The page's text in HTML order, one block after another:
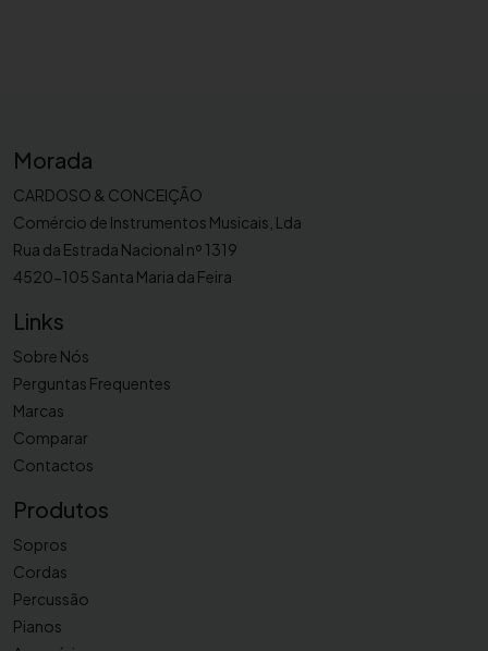
s
p
a
r
a
a
t
e
r
i
a
e
g
a
l
B
Morada
CARDOSO & CONCEIÇÃO
Comércio de Instrumentos Musicais, Lda
Rua da Estrada Nacional nº 1319
4520-105 Santa Maria da Feira
Links
Sobre Nós
Perguntas Frequentes
Marcas
Comparar
Contactos
Produtos
Sopros
Cordas
Percussão
Pianos